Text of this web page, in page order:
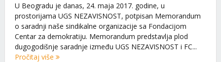
U Beogradu je danas, 24. maja 2017. godine, u
prostorijama UGS NEZAVISNOST, potpisan Memorandum
o saradnji naše sindikalne organizacije sa Fondacijom
Centar za demokratiju. Memorandum predstavlja plod
dugogodišnje saradnje između UGS NEZAVISNOST i FC...
Pročitaj više